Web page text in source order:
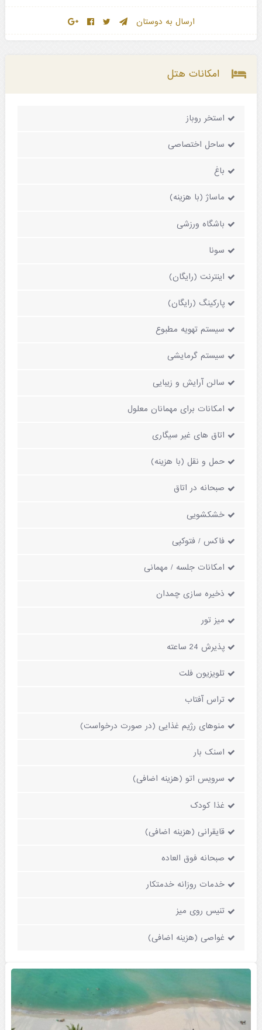
ارسال به دوستان
امکانات هتل
استخر روباز
ساحل اختصاصی
باغ
ماساژ (با هزینه)
باشگاه ورزشی
سونا
اینترنت (رایگان)
پارکینگ (رایگان)
سیستم تهویه مطبوع
سیستم گرمایشی
سالن آرایش و زیبایی
امکانات برای مهمانان معلول
اتاق های غیر سیگاری
حمل و نقل (با هزینه)
صبحانه در اتاق
خشکشویی
فاکس / فتوکپی
امکانات جلسه / مهمانی
ذخیره سازی چمدان
میز تور
پذیرش 24 ساعته
تلویزیون فلت
تراس آفتاب
منوهای رژیم غذایی (در صورت درخواست)
اسنک بار
سرویس اتو (هزینه اضافی)
غذا کودک
قایقرانی (هزینه اضافی)
صبحانه فوق العاده
خدمات روزانه خدمتکار
تنیس روی میز
غواصی (هزینه اضافی)